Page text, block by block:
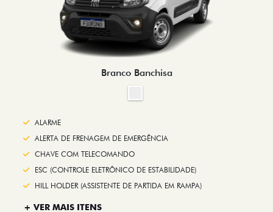
Branco Banchisa
ALARME
ALERTA DE FRENAGEM DE EMERGÊNCIA
CHAVE COM TELECOMANDO
ESC (CONTROLE ELETRÔNICO DE ESTABILIDADE)
HILL HOLDER (ASSISTENTE DE PARTIDA EM RAMPA)
+ VER MAIS ITENS